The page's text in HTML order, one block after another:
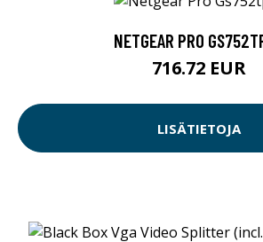
NETGEAR PRO
716.72 EUR
LISÄTIETOJA